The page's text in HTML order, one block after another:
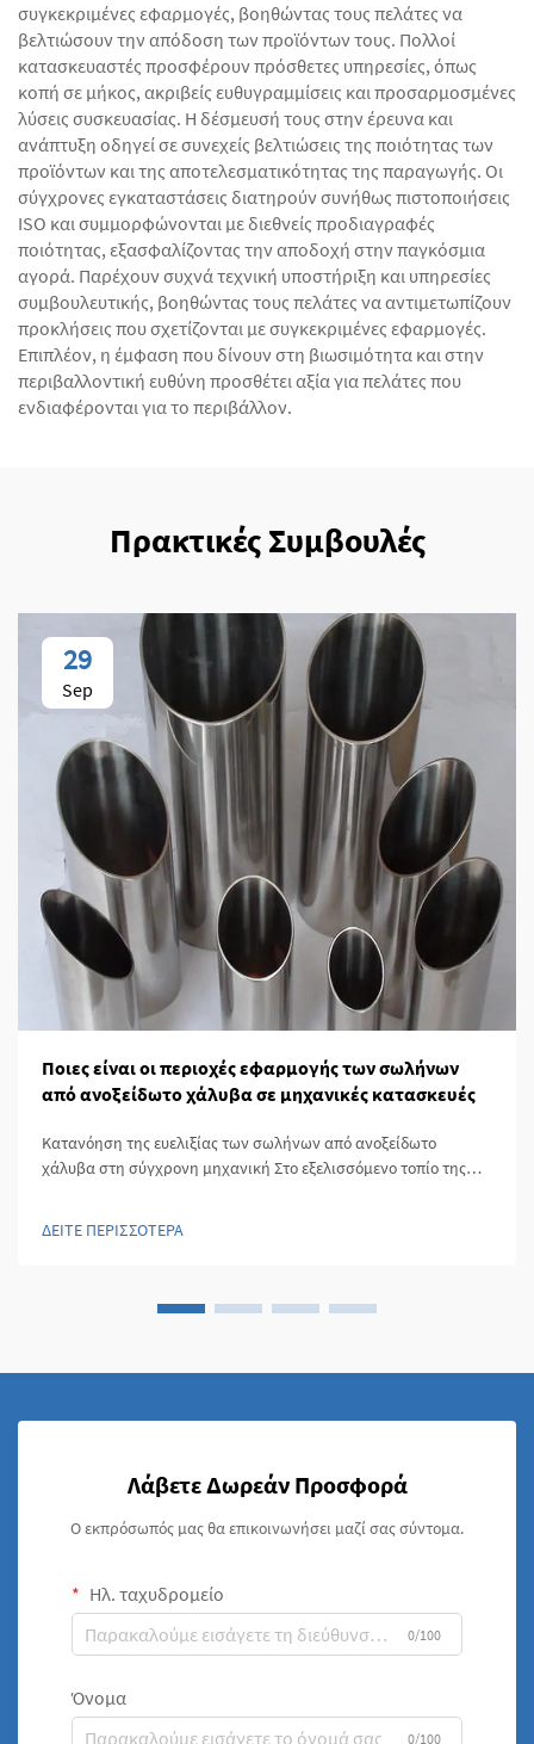
συγκεκριμένες εφαρμογές, βοηθώντας τους πελάτες να
βελτιώσουν την απόδοση των προϊόντων τους. Πολλοί
κατασκευαστές προσφέρουν πρόσθετες υπηρεσίες, όπως
κοπή σε μήκος, ακριβείς ευθυγραμμίσεις και προσαρμοσμένες
λύσεις συσκευασίας. Η δέσμευσή τους στην έρευνα και
ανάπτυξη οδηγεί σε συνεχείς βελτιώσεις της ποιότητας των
προϊόντων και της αποτελεσματικότητας της παραγωγής. Οι
σύγχρονες εγκαταστάσεις διατηρούν συνήθως πιστοποιήσεις
ISO και συμμορφώνονται με διεθνείς προδιαγραφές
ποιότητας, εξασφαλίζοντας την αποδοχή στην παγκόσμια
αγορά. Παρέχουν συχνά τεχνική υποστήριξη και υπηρεσίες
συμβουλευτικής, βοηθώντας τους πελάτες να αντιμετωπίζουν
προκλήσεις που σχετίζονται με συγκεκριμένες εφαρμογές.
Επιπλέον, η έμφαση που δίνουν στη βιωσιμότητα και στην
περιβαλλοντική ευθύνη προσθέτει αξία για πελάτες που
ενδιαφέρονται για το περιβάλλον.
Πρακτικές Συμβουλές
29
Sep
Ποιες είναι οι περιοχές εφαρμογής των σωλήνων
από ανοξείδωτο χάλυβα σε μηχανικές κατασκευές
Κατανόηση της ευελιξίας των σωλήνων από ανοξείδωτο
χάλυβα στη σύγχρονη μηχανική Στο εξελισσόμενο τοπίο της
διάρκεια και πολυπλευρότητα...
ΔΕΙΤΕ ΠΕΡΙΣΣΟΤΕΡΑ
Λάβετε Δωρεάν Προσφορά
Ο εκπρόσωπός μας θα επικοινωνήσει μαζί σας σύντομα.
Ηλ. ταχυδρομείο
0/100
Όνομα
0/100